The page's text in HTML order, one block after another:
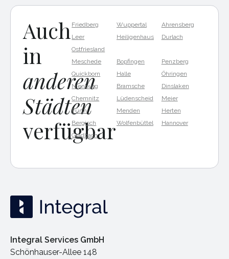
Auch
in
anderen
Städten
verfügbar
Friedberg Wuppertal
Ahrensberg
Leer
Ostfriesland
Heiligenhaus Durlach
Meschede Bopfingen
Penzberg
Quickborn
Halle
Öhringen
Nienburg
Bramsche
Dinslaken
Chemnitz
Lüdenscheid
Meier
Fürth
Menden
Herten
Bergisch
Gladbach
Wolfenbüttel Hannover
Integral Services GmbH
Schönhauser-Allee 148